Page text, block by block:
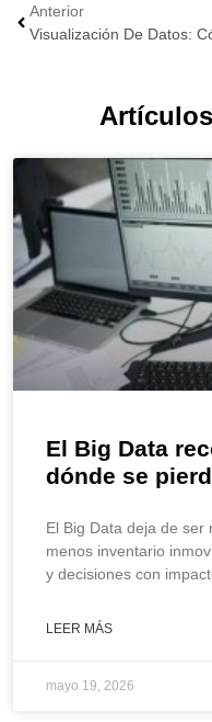
Anterior
El Big Data
dónde se
El Big Data deja de ser
menos inventario
y decisiones con
LEER MÁS
mayo 19, 2026